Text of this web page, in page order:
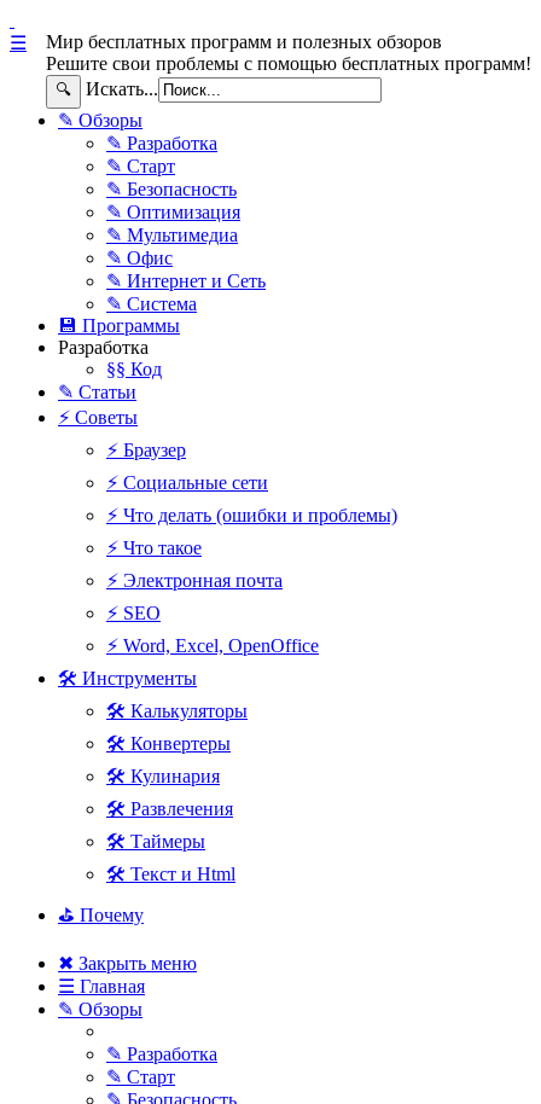
Мир бесплатных программ и полезных обзоров
Решите свои проблемы с помощью бесплатных программ!
🔍 Искать...
☰
✎ Обзоры
✎ Разработка
✎ Старт
✎ Безопасность
✎ Оптимизация
✎ Мультимедиа
✎ Офис
✎ Интернет и Сеть
✎ Система
💾 Программы
Разработка
§§ Код
✎ Статьи
⚡ Советы
⚡ Браузер
⚡ Социальные сети
⚡ Что делать (ошибки и проблемы)
⚡ Что такое
⚡ Электронная почта
⚡ SEO
⚡ Word, Excel, OpenOffice
🛠 Инструменты
🛠 Калькуляторы
🛠 Конвертеры
🛠 Кулинария
🛠 Развлечения
🛠 Таймеры
🛠 Текст и Html
⛳ Почему
✖ Закрыть меню
☰ Главная
✎ Обзоры
✎ Разработка
✎ Старт
✎ Безопасность